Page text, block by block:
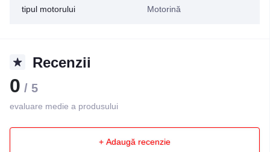
tipul motorului Motorină
Recenzii
0 / 5
evaluare medie a produsului
+ Adaugă recenzie